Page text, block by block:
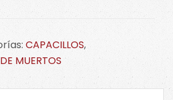
CAPACILLOS,
MUERTOS